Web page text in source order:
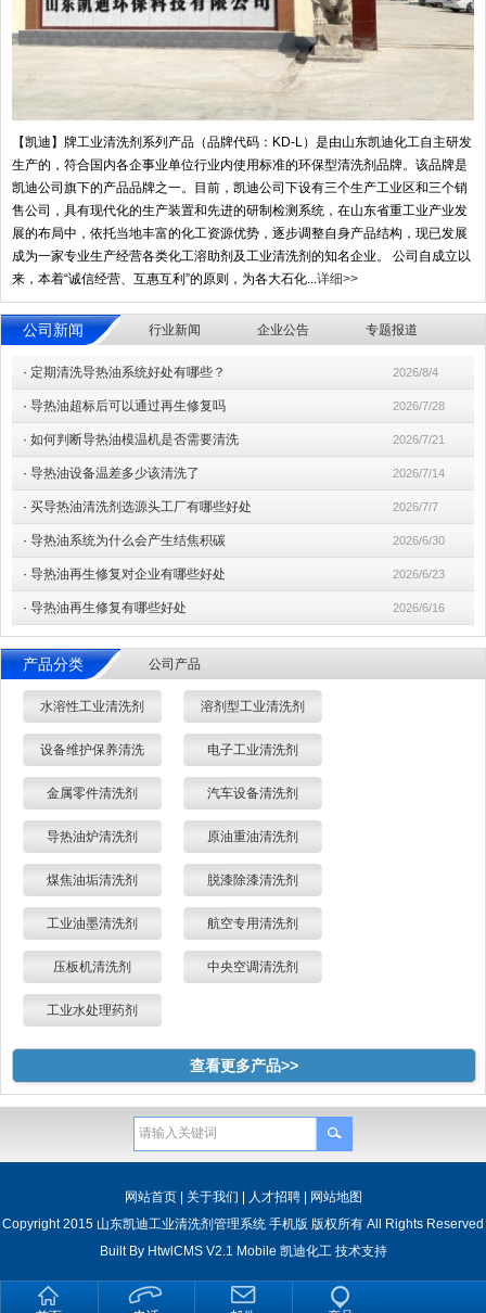
【凯迪】牌工业清洗剂系列产品（品牌代码：KD-L）是由山东凯迪化工自主研发
生产的，符合国内各企事业单位行业内使用标准的环保型清洗剂品牌。该品牌是
凯迪公司旗下的产品品牌之一。目前，凯迪公司下设有三个生产工业区和三个销
售公司，具有现代化的生产装置和先进的研制检测系统，在山东省重工业产业发
展的布局中，依托当地丰富的化工资源优势，逐步调整自身产品结构，现已发展
成为一家专业生产经营各类化工溶助剂及工业清洗剂的知名企业。 公司自成立以
来，本着“诚信经营、互惠互利”的原则，为各大石化... 详细>>
公司新闻 行业新闻 企业公告 专题报道
· 定期清洗导热油系统好处有哪些？ 2026/8/4
· 导热油超标后可以通过再生修复吗 2026/7/28
· 如何判断导热油模温机是否需要清洗 2026/7/21
· 导热油设备温差多少该清洗了 2026/7/14
· 买导热油清洗剂选源头工厂有哪些好处 2026/7/7
· 导热油系统为什么会产生结焦积碳 2026/6/30
· 导热油再生修复对企业有哪些好处 2026/6/23
· 导热油再生修复有哪些好处 2026/6/16
产品分类 公司产品
水溶性工业清洗剂 溶剂型工业清洗剂
设备维护保养清洗 电子工业清洗剂
金属零件清洗剂 汽车设备清洗剂
导热油炉清洗剂 原油重油清洗剂
煤焦油垢清洗剂 脱漆除漆清洗剂
工业油墨清洗剂 航空专用清洗剂
压板机清洗剂 中央空调清洗剂
工业水处理药剂
查看更多产品>>
网站首页| 关于我们 | 人才招聘| 网站地图
Copyright 2015 山东凯迪工业清洗剂管理系统 手机版 版权所有 All Rights Reserved
Built By HtwlCMS V2.1 Mobile 凯迪化工 技术支持